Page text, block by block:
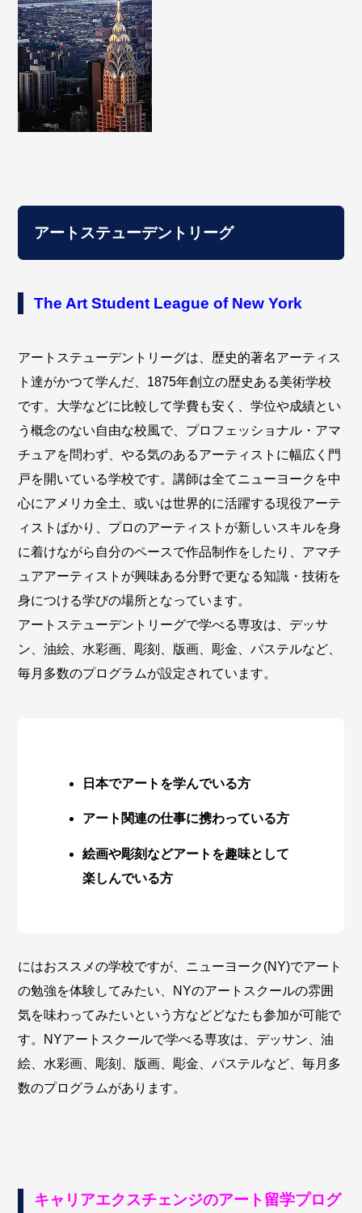
アートステューデントリーグ
The Art Student League of New York
アートステューデントリーグは、歴史的著名アーティス
ト達がかつて学んだ、1875年創立の歴史ある美術学校
です。大学などに比較して学費も安く、学位や成績とい
う概念のない自由な校風で、プロフェッショナル・アマ
チュアを問わず、やる気のあるアーティストに幅広く門
戸を開いている学校です。講師は全てニューヨークを中
心にアメリカ全土、或いは世界的に活躍する現役アーテ
ィストばかり、プロのアーティストが新しいスキルを身
に着けながら自分のペースで作品制作をしたり、アマチ
ュアアーティストが興味ある分野で更なる知識・技術を
身につける学びの場所となっています。
アートステューデントリーグで学べる専攻は、デッサ
ン、油絵、水彩画、彫刻、版画、彫金、パステルなど、
毎月多数のプログラムが設定されています。
日本でアートを学んでいる方
アート関連の仕事に携わっている方
絵画や彫刻などアートを趣味として
楽しんでいる方
にはおススメの学校ですが、ニューヨーク(NY)でアート
の勉強を体験してみたい、NYのアートスクールの雰囲
気を味わってみたいという方などどなたも参加が可能で
す。NYアートスクールで学べる専攻は、デッサン、油
絵、水彩画、彫刻、版画、彫金、パステルなど、毎月多
数のプログラムがあります。
キャリアエクスチェンジのアート留学プログ